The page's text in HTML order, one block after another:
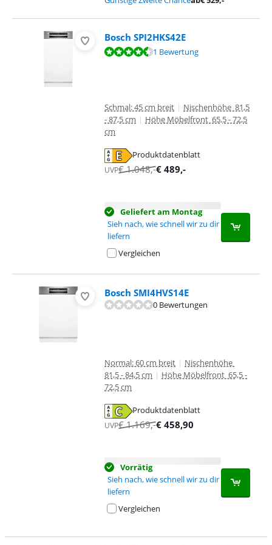
Bosch SPI2HKS42E
Bewertet mit 8,8 von 10, basierend auf 1 Bewertung.
1 Bewertung
Schmal: 45 cm breit | Nischenhöhe 81,5
- 87,5 cm | Höhe Möbelfront 65,5 - 72,5
cm
Produktdatenblatt
wird in neuem Tab geöffnetUVP€1.048,-€ 489,-
Geliefert am Montag
Sieh nach, wie schnell wir zu dir
liefern
Vergleichen
Bosch SMI4HVS14E
0 Bewertungen
Normal: 60 cm breit | Nischenhöhe
81,5 - 84,5 cm | Höhe Möbelfront 65,5 -
72,5 cm
Produktdatenblatt
wird in neuem Tab geöffnetUVP€1.169,-€ 458,90
Vorrätig
Sieh nach, wie schnell wir zu dir
liefern
Vergleichen